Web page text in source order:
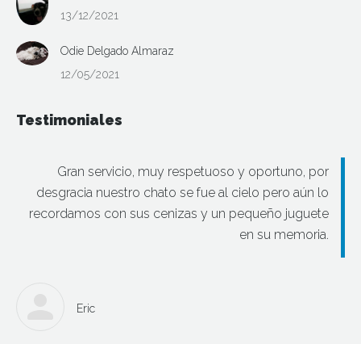
13/12/2021
Odie Delgado Almaraz
12/05/2021
Testimoniales
Gran servicio, muy respetuoso y oportuno, por
desgracia nuestro chato se fue al cielo pero aún lo
recordamos con sus cenizas y un pequeño juguete
en su memoria.
Eric